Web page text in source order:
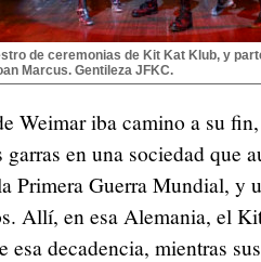
de ceremonias de Kit Kat Klub, y
Marcus. Gentileza JFKC.
Weimar iba camino a su
en una sociedad que
Primera Guerra Mundial, y
Allí, en esa Alemania, el
esa decadencia, mientras